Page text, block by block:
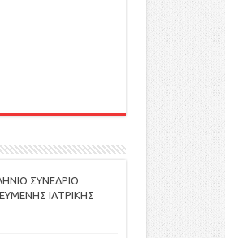
ΣΥΝΕΔΡΙΟ
ΙΑΤΡΙΚΗΣ